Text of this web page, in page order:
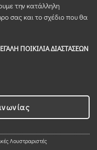
την κατάλληλη
σας και το σχέδιο που θα
ΠΟΙΚΙΛΙΑ ΔΙΑΣΤΑΣΕΩΝ
Λουστραριστές